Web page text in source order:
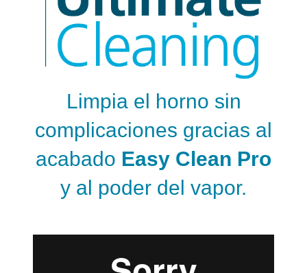
Limpia el horno sin
complicaciones gracias al
acabado Easy Clean Pro
y al poder del vapor.